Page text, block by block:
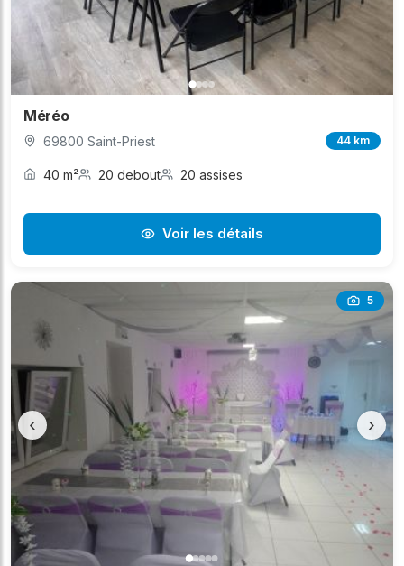
Méréo
69800 Saint-Priest 44 km
40 m² 20 debout 20 assises
Voir les détails
5
‹ ›